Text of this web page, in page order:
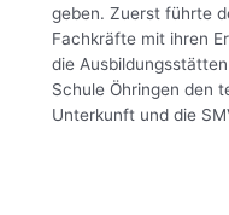
geben. Zuerst führte
Fachkräfte mit ihren
die
Schule Öhringen den
Unterkunft und die